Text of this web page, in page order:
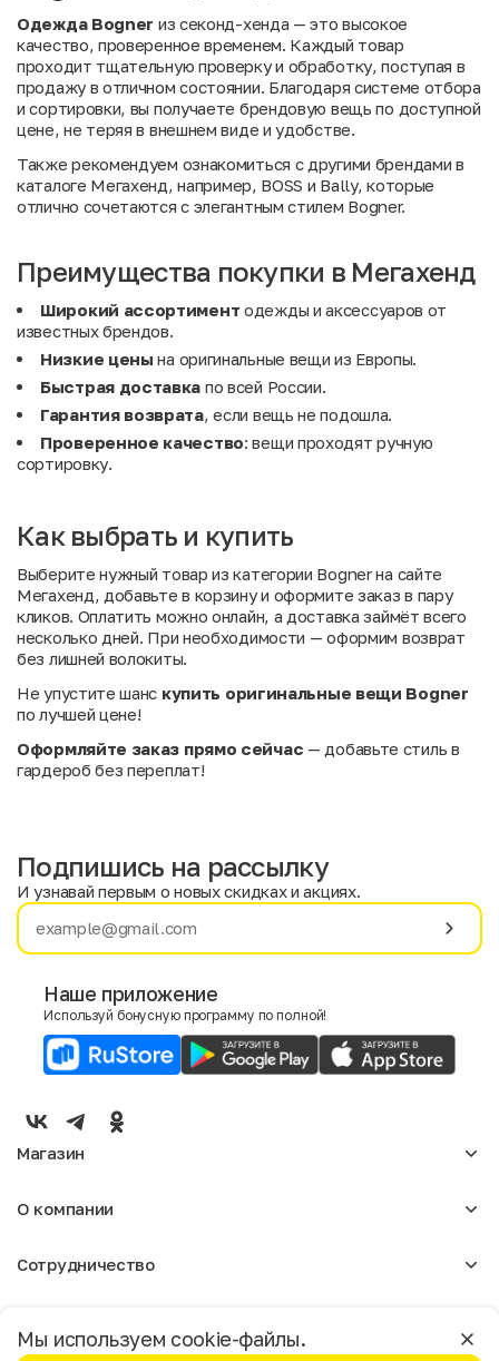
Одежда Bogner из секонд-хенда — это высокое
качество, проверенное временем. Каждый товар
проходит тщательную проверку и обработку, поступая в
продажу в отличном состоянии. Благодаря системе отбора
и сортировки, вы получаете брендовую вещь по доступной
цене, не теряя в внешнем виде и удобстве.
Также рекомендуем ознакомиться с другими брендами в
каталоге Мегахенд, например, BOSS и Bally, которые
отлично сочетаются с элегантным стилем Bogner.
Преимущества покупки в Мегахенд
Широкий ассортимент одежды и аксессуаров от
известных брендов.
Низкие цены на оригинальные вещи из Европы.
Быстрая доставка по всей России.
Гарантия возврата, если вещь не подошла.
Проверенное качество: вещи проходят ручную
сортировку.
Как выбрать и купить
Выберите нужный товар из категории Bogner на сайте
Мегахенд, добавьте в корзину и оформите заказ в пару
кликов. Оплатить можно онлайн, а доставка займёт всего
несколько дней. При необходимости — оформим возврат
без лишней волокиты.
Не упустите шанс купить оригинальные вещи Bogner
по лучшей цене!
Оформляйте заказ прямо сейчас — добавьте стиль в
гардероб без переплат!
Имя
E-mail
Мужской
Мы используем cookie-файлы.
Москва
Подпишись на рассылку
И узнавай первым о новых скидках и акциях.
Наше приложение
Используй бонусную программу по полной!
Магазин
Мужское
О компании
Отзывы
Магазины
Сотрудничество
Реклама